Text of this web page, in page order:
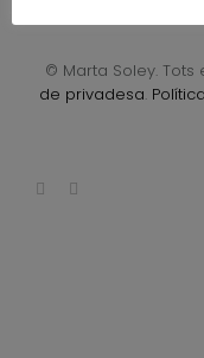
© Marta Soley. Tots
de privadesa.